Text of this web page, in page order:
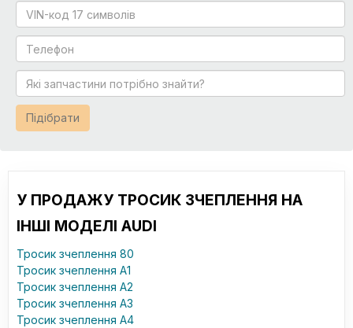
Підібрати
У ПРОДАЖУ ТРОСИК ЗЧЕПЛЕННЯ НА
ІНШІ МОДЕЛІ AUDI
Тросик зчеплення 80
Тросик зчеплення A1
Тросик зчеплення A2
Тросик зчеплення A3
Тросик зчеплення A4